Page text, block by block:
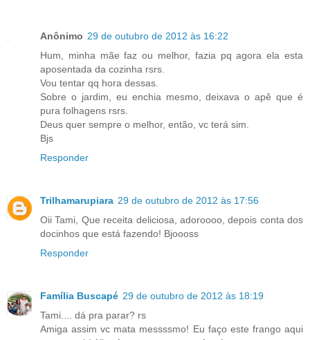
Anônimo 29 de outubro de 2012 às 16:22
Hum, minha mãe faz ou melhor, fazia pq agora ela esta
aposentada da cozinha rsrs.
Vou tentar qq hora dessas.
Sobre o jardim, eu enchia mesmo, deixava o apê que é
pura folhagens rsrs.
Deus quer sempre o melhor, então, vc terá sim.
Bjs
Responder
Trilhamarupiara 29 de outubro de 2012 às 17:56
Oii Tami, Que receita deliciosa, adoroooo, depois conta dos
docinhos que está fazendo! Bjoooss
Responder
Família Buscapé 29 de outubro de 2012 às 18:19
Tami.... dá pra parar? rs
Amiga assim vc mata messssmo! Eu faço este frango aqui